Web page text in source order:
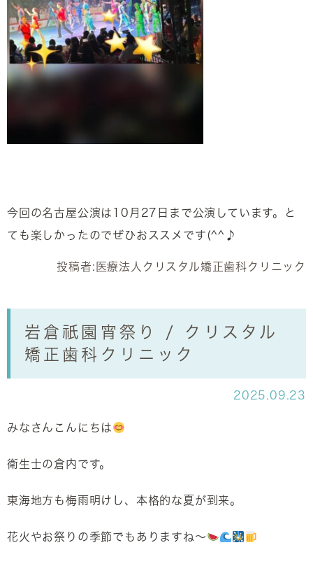
今回の名古屋公演は10月27日まで公演しています。と
ても楽しかったのでぜひおススメです(^^♪
投稿者: 医療法人クリスタル矯正歯科クリニック
岩倉祇園宵祭り / クリスタル
矯正歯科クリニック
2025.09.23
みなさんこんにちは
衛生士の倉内です。
東海地方も梅雨明けし、本格的な夏が到来。
花火やお祭りの季節でもありますね～